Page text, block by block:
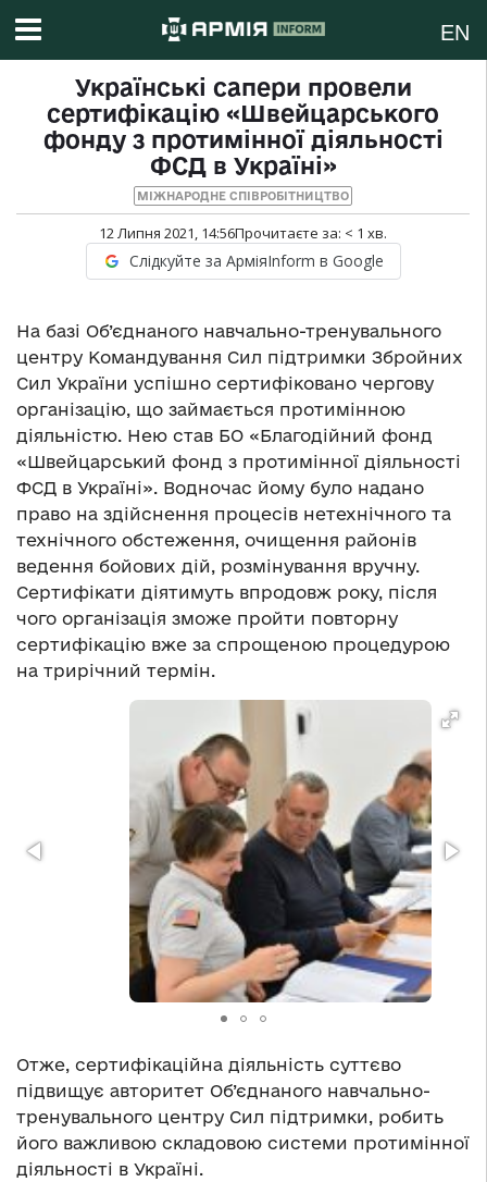
EN
Українські сапери провели
сертифікацію «Швейцарського
фонду з протимінної діяльності
ФСД в Україні»
МІЖНАРОДНЕ СПІВРОБІТНИЦТВО
12 Липня 2021, 14:56Прочитаєте за: < 1 хв.
Слідкуйте за АрміяInform в Google
На базі Об’єднаного навчально-тренувального
центру Командування Сил підтримки Збройних
Сил України успішно сертифіковано чергову
організацію, що займається протимінною
діяльністю. Нею став БО «Благодійний фонд
«Швейцарський фонд з протимінної діяльності
ФСД в Україні». Водночас йому було надано
право на здійснення процесів нетехнічного та
технічного обстеження, очищення районів
ведення бойових дій, розмінування вручну.
Сертифікати діятимуть впродовж року, після
чого організація зможе пройти повторну
сертифікацію вже за спрощеною процедурою
на трирічний термін.
Отже, сертифікаційна діяльність суттєво
підвищує авторитет Об’єднаного навчально-
тренувального центру Сил підтримки, робить
його важливою складовою системи протимінної
діяльності в Україні.